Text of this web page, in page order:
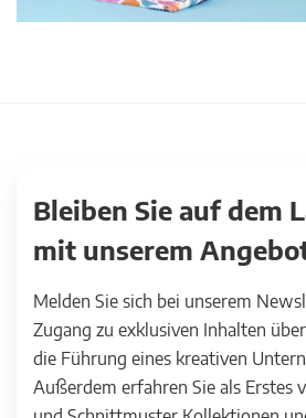
Bleiben Sie auf dem
mit unserem
Melden Sie sich bei unserem
Zugang zu exklusiven Inhalten
die Führung eines kreativen
Außerdem erfahren Sie als Erstes